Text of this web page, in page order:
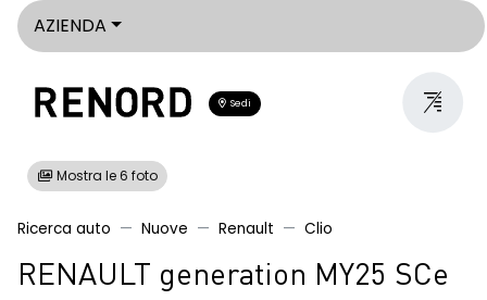
AZIENDA
Sedi
Mostra le 6 foto
Ricerca auto Nuove Renault Clio
RENAULT generation MY25 SCe